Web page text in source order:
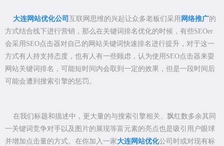
大连网站优化公司 互联网思维的兴起让众多老板们采用 网络推广的
方式结合线下进行营销，那么在关键词排名优化的时候，有些SEOer
会采用SEO点击器对自己的网站关键词快速排名进行提升，对于这一
方式有人持支持态度，也有人有一些顾虑，认为使用SEO点击器来耍
网站关键词排名，可能短时间内会取到一定的效果，但是一段时间后
可能会遭到搜索引擎的惩罚。
在我们标题和描述中，更大量的与搜索引擎相关、飘红数多余其同
一关键词竞争对手以及图片的展现等富元素的亮点也是吸引用户眼球
并增加点击量的方式。在你加入一家大连网站优化公司时或对现有标